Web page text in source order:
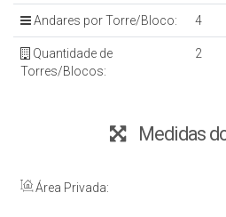
Andares por Torre/Bloco: 4
Quantidade de
Torres/Blocos:
2
Medidas
Área Privada: